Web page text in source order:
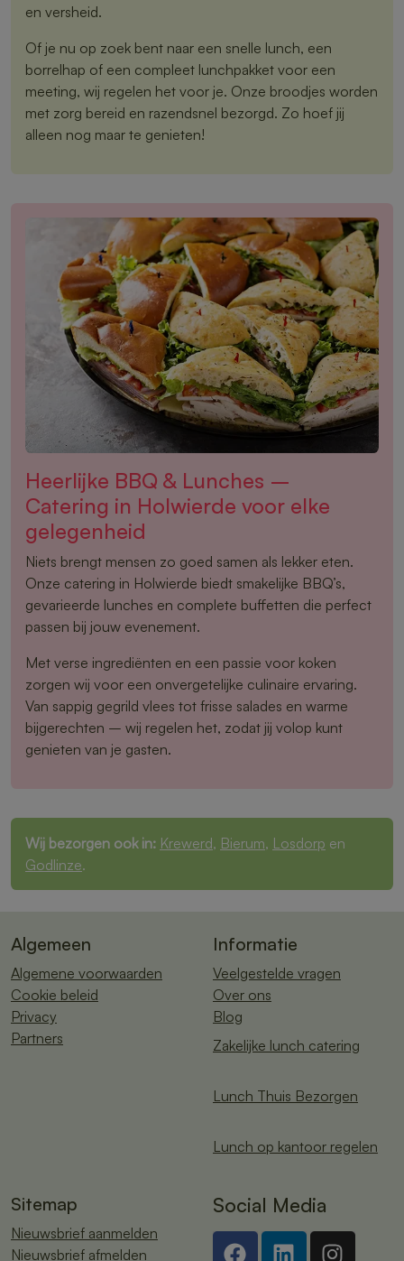
en versheid.
Of je nu op zoek bent naar een snelle lunch, een
borrelhap of een compleet lunchpakket voor een
meeting, wij regelen het voor je. Onze broodjes worden
met zorg bereid en razendsnel bezorgd. Zo hoef jij
alleen nog maar te genieten!
Heerlijke BBQ & Lunches –
Catering in Holwierde voor elke
gelegenheid
Niets brengt mensen zo goed samen als lekker eten.
Onze catering in Holwierde biedt smakelijke BBQ’s,
gevarieerde lunches en complete buffetten die perfect
passen bij jouw evenement.
Met verse ingrediënten en een passie voor koken
zorgen wij voor een onvergetelijke culinaire ervaring.
Van sappig gegrild vlees tot frisse salades en warme
bijgerechten – wij regelen het, zodat jij volop kunt
genieten van je gasten.
Wij bezorgen ook in: Krewerd, Bierum, Losdorp en
Godlinze.
Algemeen
Algemene voorwaarden
Cookie beleid
Privacy
Partners
Informatie
Veelgestelde vragen
Over ons
Blog
Zakelijke lunch catering
Lunch Thuis Bezorgen
Lunch op kantoor regelen
Sitemap
Nieuwsbrief aanmelden
Nieuwsbrief afmelden
Social Media